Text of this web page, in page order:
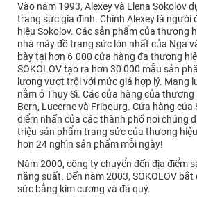
Vào năm 1993, Alexey và Elena Sokolov
trang sức gia đình. Chính Alexey là người
hiệu Sokolov. Các sản phẩm của thương
nhà máy đồ trang sức lớn nhất của Nga
bày tại hơn 6.000 cửa hàng đa thương
SOKOLOV tạo ra hơn 30 000 mẫu sản
lượng vượt trội với mức giá hợp lý. Mạng
nằm ở Thụy Sĩ. Các cửa hàng của
Bern, Lucerne và Fribourg. Cửa hàng của
điểm nhấn của các thành phố nơi chúng
triệu sản phẩm trang sức của thương
hơn 24 nghìn sản phẩm mỗi ngày!
Năm 2000, công ty chuyển đến địa điểm
năng suất. Đến năm 2003, SOKOLOV
sức bằng kim cương và đá quý.